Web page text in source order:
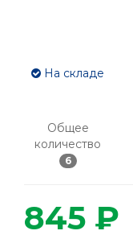
На складе
Общее
количество
6
845 ₽